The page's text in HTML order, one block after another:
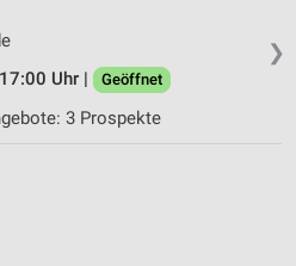
❯
Uhr |
Geöffnet
3 Prospekte